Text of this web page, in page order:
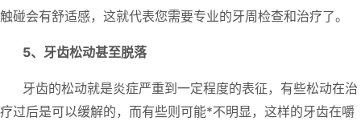
触碰会有舒适感，这就代表您需要专业的牙周检查和治疗了。
5、牙齿松动甚至脱落
牙齿的松动就是炎症严重到一定程度的表征，有些松动在治
疗过后是可以缓解的，而有些则可能*不明显，这样的牙齿在嚼